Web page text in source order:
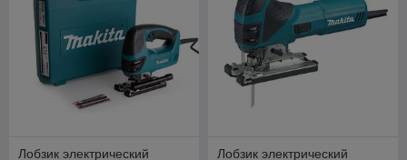
Лобзик электрический
Лобзик электрический